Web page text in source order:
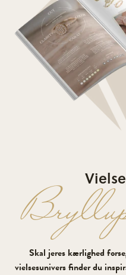
Skal jeres kærlighed
vielsesunivers finder du